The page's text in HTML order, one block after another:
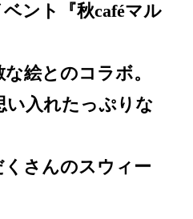
ント『秋caféマル
絵とのコラボ。
い入れたっぷりな
さんのスウィー